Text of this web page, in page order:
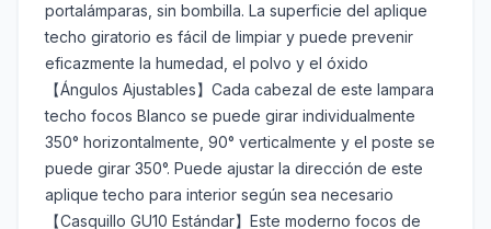
portalámparas, sin bombilla. La superficie del aplique
techo giratorio es fácil de limpiar y puede prevenir
eficazmente la humedad, el polvo y el óxido
【Ángulos Ajustables】Cada cabezal de este lampara
techo focos Blanco se puede girar individualmente
350° horizontalmente, 90° verticalmente y el poste se
puede girar 350°. Puede ajustar la dirección de este
aplique techo para interior según sea necesario
【Casquillo GU10 Estándar】Este moderno focos de